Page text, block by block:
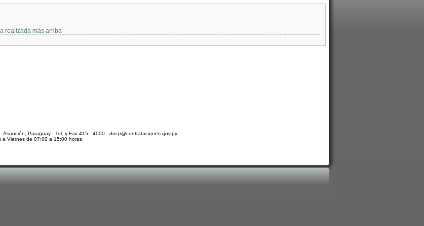
realizada más arriba
Asunción, Paraguay - Tel. y Fax 415 - 4000 - dncp@contrataciones.gov.py
a Viernes de 07:00 a 15:00 horas